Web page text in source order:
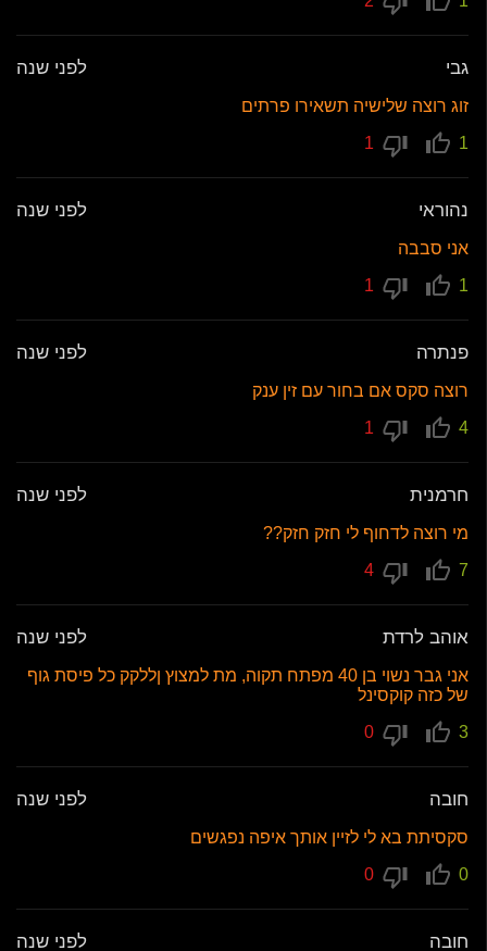
גבי לפני שנה
זוג רוצה שלישיה תשאירו פרתים
1
נהוראי לפני שנה
אני סבבה
1
פנתרה לפני שנה
רוצה סקס אם בחור עם זין ענק
4
חרמנית לפני שנה
מי רוצה לדחוף לי חזק חזק??
7
אוהב לרדת לפני שנה
אני גבר נשוי בן 40 מפתח תקוה, מת למצוץ ןללקק כל פיסת גוף
של כזה קוקסינל
3
חובה לפני שנה
סקסיתת בא לי לזיין אותך איפה נפגשים
0
חובה לפני שנה